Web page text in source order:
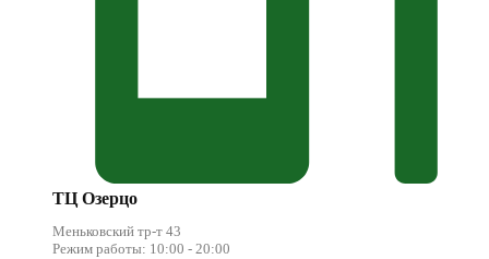
ТЦ Озерцо
Меньковский тр-т 43
Режим работы: 10:00 - 20:00